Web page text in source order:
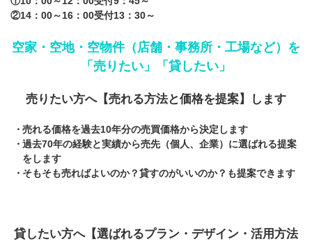
②14：00～16：00受付13：30～
空家・空地・空物件（店舗・事務所・工場など）を
「売りたい」「貸したい」
売りたい方へ【売れる方法と価格を提案】します
売れる価格を過去10年分の売買価格から決定します
過去70年の経験と実績から売先（個人、企業）に選ばれる提案
をします
そもそも売ればよいのか？貸すのがいいのか？も提案できます
貸したい方へ【選ばれるプラン・デザイン・活用方法